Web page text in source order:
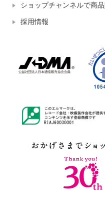
ショップチャンネルで商
採用情報